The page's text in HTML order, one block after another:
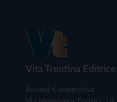
Vita Trentina Editrice
Società Cooperativa